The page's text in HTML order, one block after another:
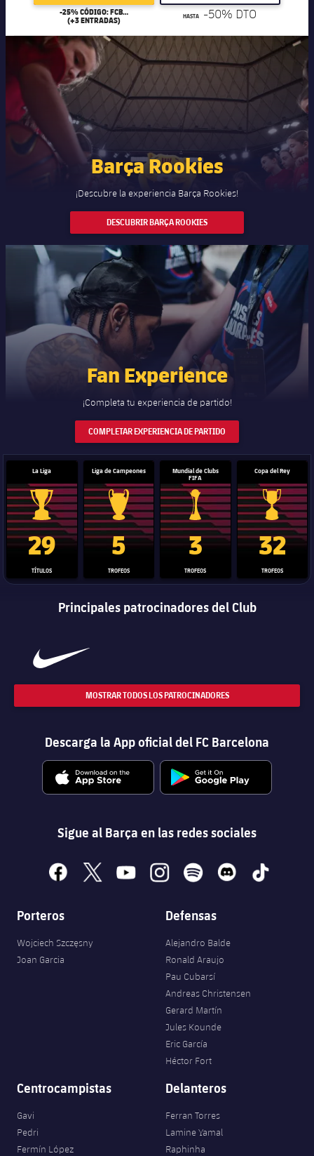
-25% CÓDIGO: FCB25
(+3 ENTRADAS)
HASTA -50% DTO
Barça Rookies
¡Descubre la experiencia Barça Rookies!
DESCUBRIR BARÇA ROOKIES
Fan Experience
¡Completa tu experiencia de partido!
COMPLETAR EXPERIENCIA DE PARTIDO
La Liga
Trofeo de La Liga
29
TÍTULOS
Liga de Campeones
Trofeo de la Liga de Campeones
5
TROFEOS
Mundial de Clubs
FIFA
Trofeo del Mundial de
3
TROFEOS
Copa del Rey
Copa del
32
TROFEOS
Principales patrocinadores del Club
MOSTRAR TODOS LOS PATROCINADORES
Descarga la App oficial del FC Barcelona
Sigue al Barça en las redes sociales
facebook
x youtubeinstagramspotify discord tiktok
Porteros
Wojciech Szczęsny
Joan Garcia
Defensas
Alejandro Balde
Ronald Araujo
Pau Cubarsí
Andreas Christensen
Gerard Martín
Jules Kounde
Eric García
Héctor Fort
Centrocampistas
Gavi
Pedri
Fermín López
Delanteros
Ferran Torres
Lamine Yamal
Raphinha